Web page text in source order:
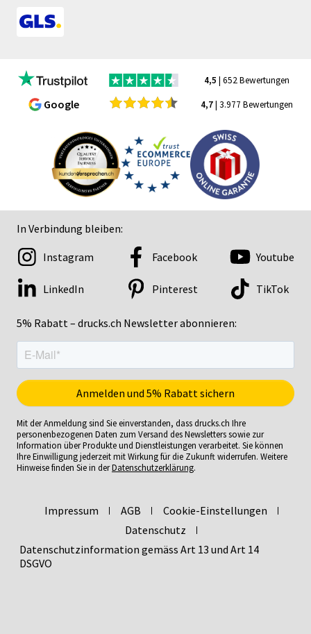
4,5 | 652 Bewertungen
Google 4,7| 3.977 Bewertungen
In Verbindung bleiben:
5% Rabatt – drucks.ch Newsletter abonnieren:
Instagram Facebook Youtube
LinkedIn Pinterest TikTok
Mit der Anmeldung sind Sie einverstanden, dass drucks.ch Ihre
personenbezogenen Daten zum Versand des Newsletters sowie zur
Information über Produkte und Dienstleistungen verarbeitet. Sie können
Ihre Einwilligung jederzeit mit Wirkung für die Zukunft widerrufen. Weitere
Hinweise finden Sie in derDatenschutzerklärung.
Impressum AGB
Cookie-Einstellungen
Datenschutz
Datenschutzinformation gemäss Art 13 und Art 14
DSGVO